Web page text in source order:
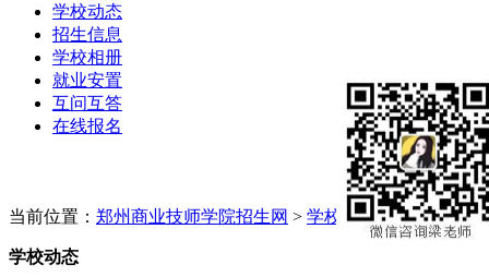
学校动态
招生信息
学校相册
就业安置
互问互答
在线报名
当前位置： 郑州商业技师学院招生网 > 学校动态
学校动态